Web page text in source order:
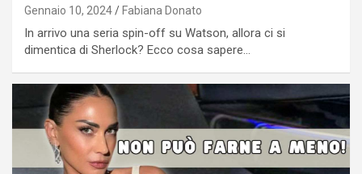
Gennaio 10, 2024 Fabiana Donato
In arrivo una seria spin-off su Watson, allora ci si
dimentica di Sherlock? Ecco cosa sapere…